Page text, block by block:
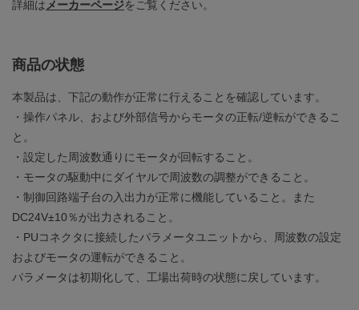
詳細はメーカーページをご覧ください。
商品の状態
本製品は、下記の動作が正常に行えることを確認しています。
・操作パネル、および外部信号からモータの正転/逆転ができるこ
と。
・設定した周波数通りにモータが回転すること。
・モータの駆動中にダイヤルで周波数の調整ができること。
・制御回路端子台の入出力が正常に機能していること。また
DC24V±10％が出力されること。
・PUコネクタに接続したパラメータユニットから、周波数の設定
およびモータの運転ができること。
パラメータは初期化して、工場出荷時の状態に戻しています。